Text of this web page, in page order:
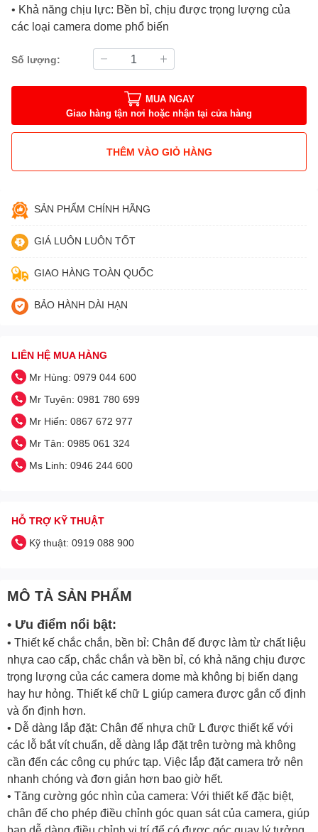
• Khả năng chịu lực: Bền bỉ, chịu được trọng lượng của
các loại camera dome phổ biến
Số lượng:
MUA NGAY
Giao hàng tận nơi hoặc nhận tại cửa hàng
THÊM VÀO GIỎ HÀNG
SẢN PHẨM CHÍNH HÃNG
GIÁ LUÔN LUÔN TỐT
GIAO HÀNG TOÀN QUỐC
BẢO HÀNH DÀI HẠN
LIÊN HỆ MUA HÀNG
Mr Hùng: 0979 044 600
Mr Tuyên: 0981 780 699
Mr Hiển: 0867 672 977
Mr Tân: 0985 061 324
Ms Linh: 0946 244 600
HỖ TRỢ KỸ THUẬT
Kỹ thuật: 0919 088 900
MÔ TẢ SẢN PHẨM
• Ưu điểm nổi bật:
• Thiết kế chắc chắn, bền bỉ: Chân đế được làm từ chất liệu
nhựa cao cấp, chắc chắn và bền bỉ, có khả năng chịu được
trọng lượng của các camera dome mà không bị biến dạng
hay hư hỏng. Thiết kế chữ L giúp camera được gắn cố định
và ổn định hơn.
• Dễ dàng lắp đặt: Chân đế nhựa chữ L được thiết kế với
các lỗ bắt vít chuẩn, dễ dàng lắp đặt trên tường mà không
cần đến các công cụ phức tạp. Việc lắp đặt camera trở nên
nhanh chóng và đơn giản hơn bao giờ hết.
• Tăng cường góc nhìn của camera: Với thiết kế đặc biệt,
chân đế cho phép điều chỉnh góc quan sát của camera, giúp